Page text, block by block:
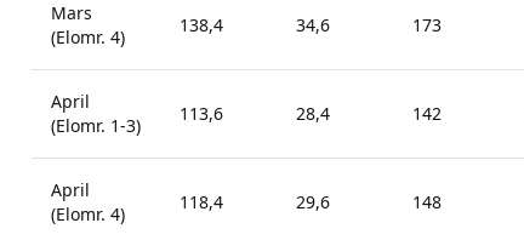
Mars
(Elomr. 4)
138,4 34,6 173
April
(Elomr. 1-3)
113,6 28,4 142
April
(Elomr. 4)
118,4 29,6 148